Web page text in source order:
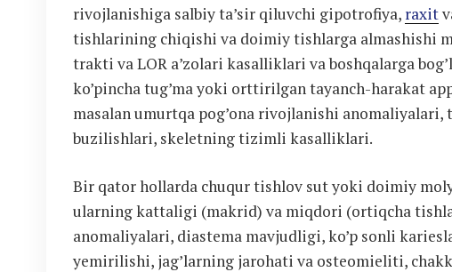
rivojlanishiga salbiy ta’sir qiluvchi gipotrofiya, raxit
tishlarining chiqishi va doimiy tishlarga almashishi
trakti va LOR a’zolari kasalliklari va boshqalarga
ko’pincha tug’ma yoki orttirilgan tayanch-harakat
masalan umurtqa pog’ona rivojlanishi
buzilishlari, skeletning tizimli kasalliklari.
Bir qator hollarda chuqur tishlov sut yoki doimiy
ularning kattaligi (makrid) va miqdori (ortiqcha
anomaliyalari, diastema mavjudligi, ko’p sonli
yemirilishi, jag’larning jarohati va osteomieliti,